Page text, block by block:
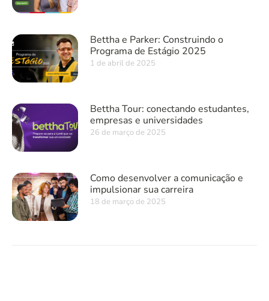
Bettha e Parker: Construindo o
Programa de Estágio 2025
1 de abril de 2025
Bettha Tour: conectando estudantes,
empresas e universidades
26 de março de 2025
Como desenvolver a comunicação e
impulsionar sua carreira
18 de março de 2025